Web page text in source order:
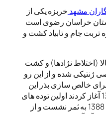
مشهد خربزه یکی از
خراسان رضوی است
تربت جام و تابیاد کشت و
(اختلاط نژادها) و کشت
ژنتیکی شده و از این رو
خالص سازی بذر این
محصول صادراتی را از سال 1378 آغاز کردند اولین توده های
بزور اصلاح شده خاتونی در سال 1388 به ثمر نشست و از